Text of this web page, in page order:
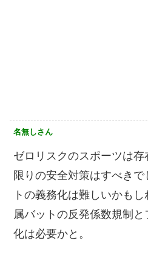
名無しさん
ゼロリスクのスポーツは
限りの安全対策はすべき
トの義務化は難しいかも
属バットの反発係数規制
化は必要かと。